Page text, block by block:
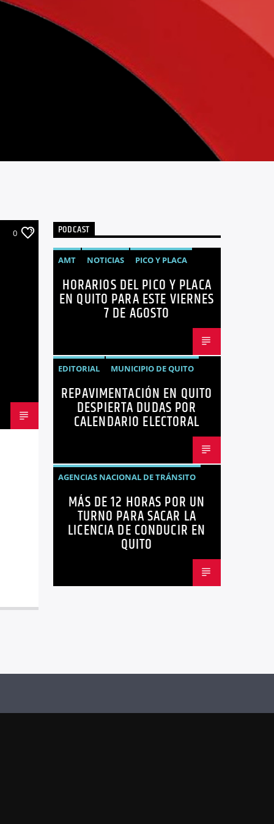
0 PODCAST
AMT NOTICIAS
PICO Y PLACA
QUITO
SANCIONES
HORARIOS DEL PICO Y PLACA
EN QUITO PARA ESTE VIERNES
7 DE AGOSTO
EDITORIAL
MUNICIPIO DE QUITO
NOTICIAS
OPINIÓN
QUITO
REPAVIMENTACIÓN
REPAVIMENTACIÓN EN QUITO
DESPIERTA DUDAS POR
CALENDARIO ELECTORAL
AGENCIAS NACIONAL DE TRÁNSITO
ECUADOR
LICENCIAS NOTICIAS
MÁS DE 12 HORAS POR UN
TURNO PARA SACAR LA
LICENCIA DE CONDUCIR EN
QUITO